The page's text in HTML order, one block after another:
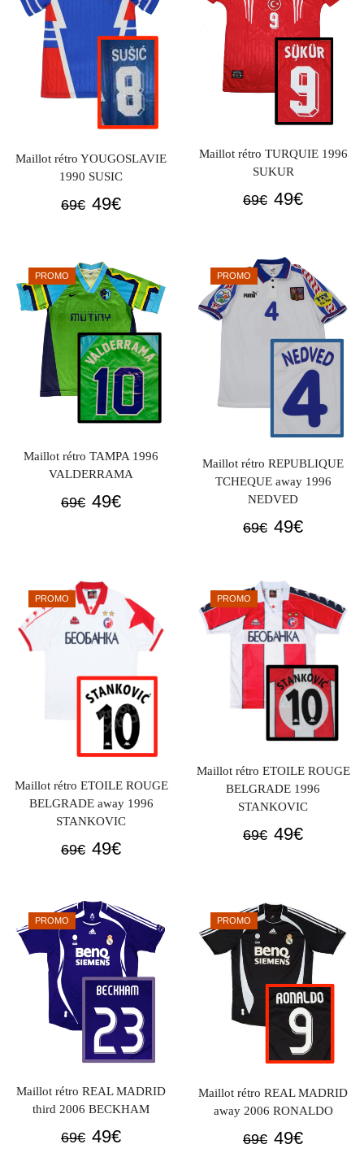
Maillot rétro YOUGOSLAVIE
1990 SUSIC
69€ Le
était :
69€.
49€Le
est :
49€.
Maillot rétro TURQUIE 1996
SUKUR
69€ Le
était :
69€.
49€Le
49€.
PROMO
Maillot rétro TAMPA 1996
VALDERRAMA
69€ Le
69€.
49€Le
PROMO
Maillot rétro REPUBLIQUE
TCHEQUE away 1996
NEDVED
69€ Le
était :
69€.
49€Le
est :
49€.
PROMO
Maillot rétro ETOILE ROUGE
BELGRADE away 1996
STANKOVIC
69€ Le
était :
69€.
49€Le
est :
49€.
PROMO
Maillot rétro ETOILE ROUGE
BELGRADE 1996
STANKOVIC
69€ Le
69€.
49€Le
49€.
PROMO
Maillot rétro REAL MADRID
third 2006 BECKHAM
69€ Le
49€Le
PROMO
Maillot rétro REAL MADRID
away 2006 RONALDO
69€ Le
49€Le